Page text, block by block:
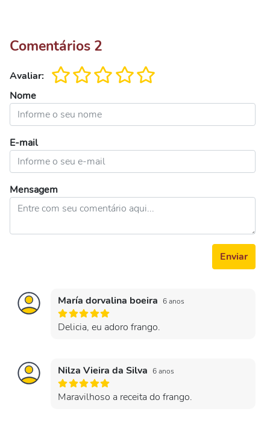
Comentários 2
Avaliar:
Nome
E-mail
Mensagem
Enviar
María dorvalina boeira 6 anos
Delicia, eu adoro frango.
Nilza Vieira da Silva 6 anos
Maravilhoso a receita do frango.